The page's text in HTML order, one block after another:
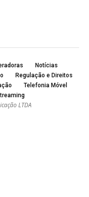
Notícias
Regulação e Direitos
Telefonia Móvel
LTDA